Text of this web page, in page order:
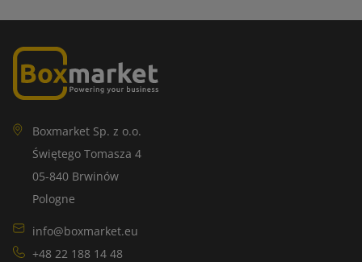
Boxmarket Sp. z o.o.
Świętego Tomasza 4
05-840 Brwinów
Pologne
info@boxmarket.eu
+48 22 188 14 48